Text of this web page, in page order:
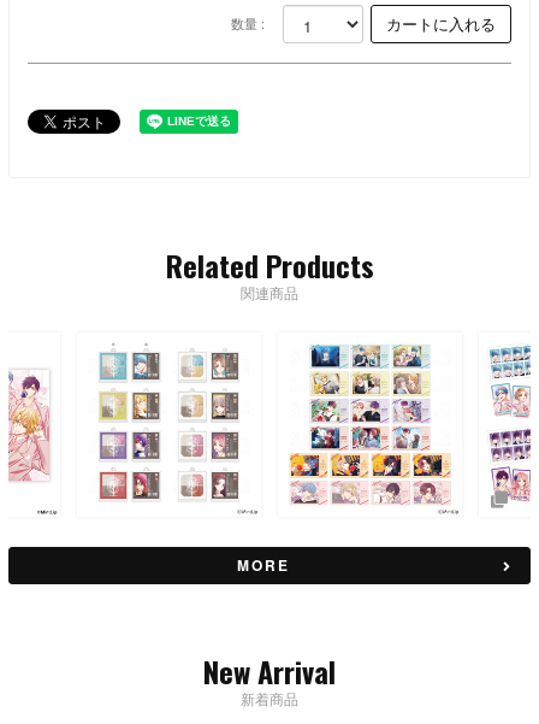
数量 :
Related Products
関連商品
MORE
New Arrival
新着商品